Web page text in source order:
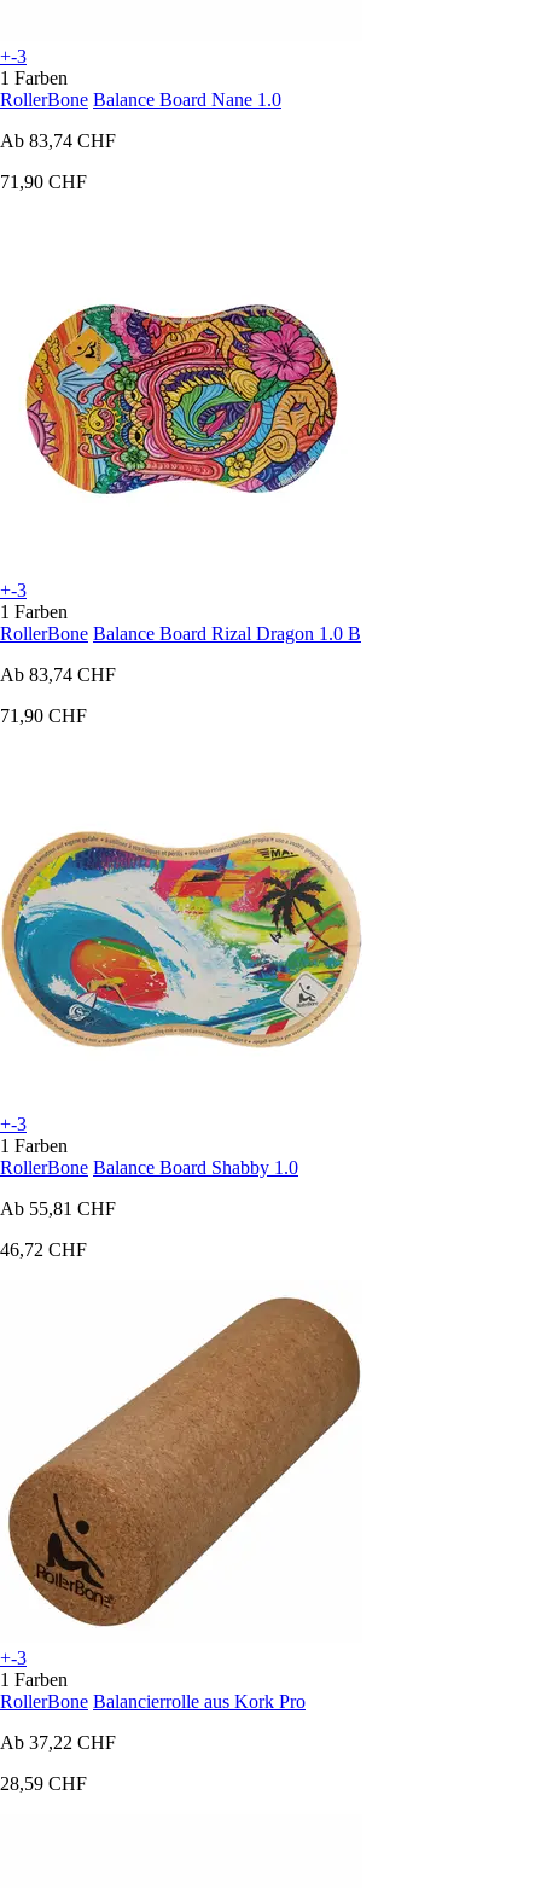
+-3
1 Farben
RollerBone Balance Board Nane 1.0
Ab 83,74 CHF
71,90 CHF
+-3
1 Farben
RollerBone Balance Board Rizal Dragon 1.0 B
Ab 83,74 CHF
71,90 CHF
+-3
1 Farben
RollerBone Balance Board Shabby 1.0
Ab 55,81 CHF
46,72 CHF
+-3
1 Farben
RollerBone Balancierrolle aus Kork Pro
Ab 37,22 CHF
28,59 CHF